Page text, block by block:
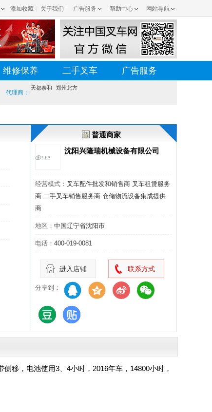
添加收藏 关于我们 广告服务 帮助中心 网站导航
维修保养 二手叉车 广告服务
代理商：
天都泰和 郑州北方
普通商家
沈阳兴隆瑞机械设备有限公司
经营模式： 叉车配件批发和销售商 叉车租赁服务
商 二手叉车销售服务商 仓储物流设备集成提供
商
地区： 中国辽宁省沈阳市
电话： 400-019-0081
进入店铺 联系方式
分享到：
侧移，电池使用3、4小时，2016年车，14800小时，